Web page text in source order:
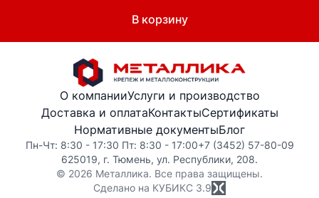
В корзину
О компанииУслуги и производство
Доставка и оплатаКонтактыСертификаты
Нормативные документыБлог
Пн-Чт: 8:30 - 17:30 Пт: 8:30 - 17:00+7 (3452) 57-80-09
625019, г. Тюмень, ул. Республики, 208.
© 2026 Металлика. Все права защищены.
Сделано на КУБИКС 3.9